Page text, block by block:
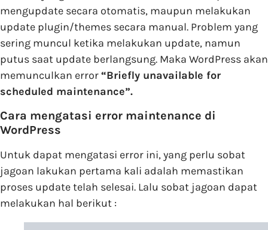
mengupdate secara otomatis, maupun melakukan
update plugin/themes secara manual. Problem yang
sering muncul ketika melakukan update, namun
putus saat update berlangsung. Maka WordPress akan
memunculkan error“Briefly unavailable for
scheduled maintenance”.
Cara mengatasi error maintenance di
WordPress
Untuk dapat mengatasi error ini, yang perlu sobat
jagoan lakukan pertama kali adalah memastikan
proses update telah selesai. Lalu sobat jagoan dapat
melakukan hal berikut :